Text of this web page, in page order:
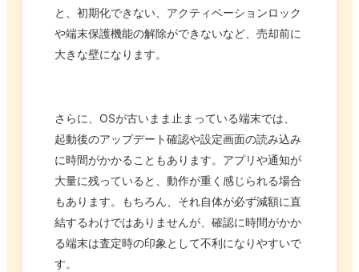
と、初期化できない、アクティベーションロック
や端末保護機能の解除ができないなど、売却前に
大きな壁になります。
さらに、OSが古いまま止まっている端末では、
起動後のアップデート確認や設定画面の読み込み
に時間がかかることもあります。アプリや通知が
大量に残っていると、動作が重く感じられる場合
もあります。もちろん、それ自体が必ず減額に直
結するわけではありませんが、確認に時間がかか
る端末は査定時の印象として不利になりやすいで
す。